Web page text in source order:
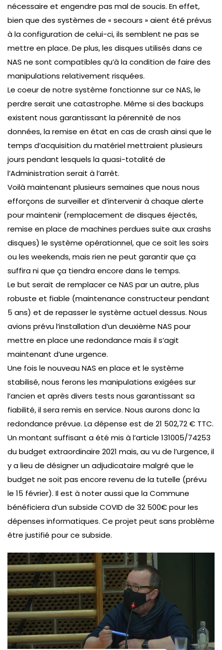
nécessaire et engendre pas mal de soucis. En effet,
bien que des systèmes de « secours » aient été prévus
à la configuration de celui-ci, ils semblent ne pas se
mettre en place. De plus, les disques utilisés dans ce
NAS ne sont compatibles qu’à la condition de faire des
manipulations relativement risquées.
Le coeur de notre système fonctionne sur ce NAS, le
perdre serait une catastrophe. Même si des backups
existent nous garantissant la pérennité de nos
données, la remise en état en cas de crash ainsi que le
temps d’acquisition du matériel mettraient plusieurs
jours pendant lesquels la quasi-totalité de
l’Administration serait à l’arrêt.
Voilà maintenant plusieurs semaines que nous nous
efforçons de surveiller et d’intervenir à chaque alerte
pour maintenir (remplacement de disques éjectés,
remise en place de machines perdues suite aux crashs
disques) le système opérationnel, que ce soit les soirs
ou les weekends, mais rien ne peut garantir que ça
suffira ni que ça tiendra encore dans le temps.
Le but serait de remplacer ce NAS par un autre, plus
robuste et fiable (maintenance constructeur pendant
5 ans) et de repasser le système actuel dessus. Nous
avions prévu l’installation d’un deuxième NAS pour
mettre en place une redondance mais il s’agit
maintenant d’une urgence.
Une fois le nouveau NAS en place et le système
stabilisé, nous ferons les manipulations exigées sur
l’ancien et après divers tests nous garantissant sa
fiabilité, il sera remis en service. Nous aurons donc la
redondance prévue. La dépense est de 21 502,72 € TTC.
Un montant suffisant a été mis à l’article 131005/74253
du budget extraordinaire 2021 mais, au vu de l’urgence, il
y a lieu de désigner un adjudicataire malgré que le
budget ne soit pas encore revenu de la tutelle (prévu
le 15 février). Il est à noter aussi que la Commune
bénéficiera d’un subside COVID de 32 500€ pour les
dépenses informatiques. Ce projet peut sans problème
être justifié pour ce subside.